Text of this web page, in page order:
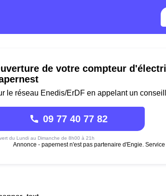
de votre compteur
le réseau Enedis/ErDF en appelant un
09 77 40 77 82
du Lundi au Dimanche de 8h00 à 21h
Annonce - papernest n'est pas partenaire d'Engie.